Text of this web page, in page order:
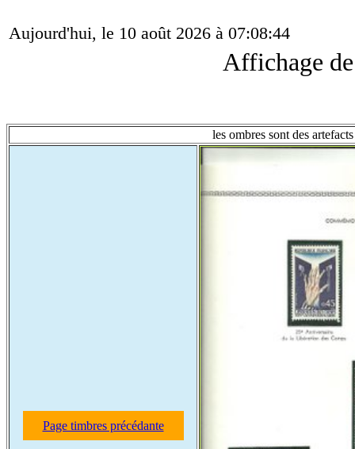
Aujourd'hui, le 10 août 2026 à 07:08:44
Affichage
les ombres sont des
Page timbres précédante